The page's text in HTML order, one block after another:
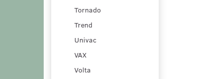
Tornado
Trend
Univac
VAX
Volta